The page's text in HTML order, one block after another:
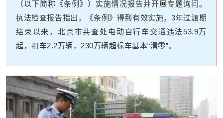
（以下简称《条例》）实施情况报告并开展专题询问。
执法检查报告指出，《条例》得到有效实施，3年过渡期
结束以来，北京市共查处电动自行车交通违法53.9万
起，扣车2.2万辆，230万辆超标车基本“清零”。